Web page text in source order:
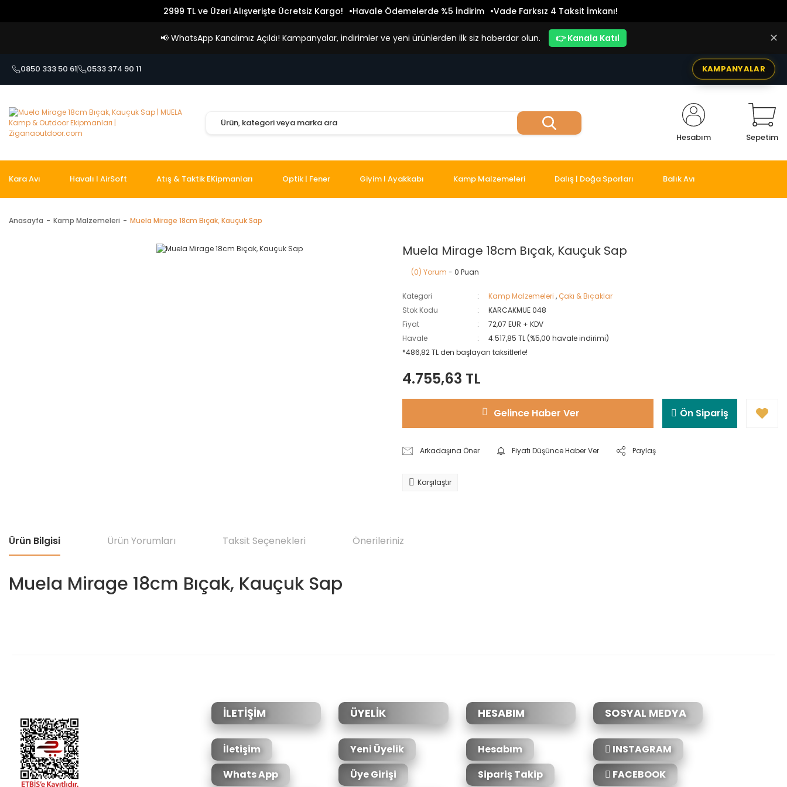
2999 TL ve Üzeri Alışverişte Ücretsiz Kargo! Havale Ödemelerde %5 İndirim Vade Farksız 4 Taksit İmkanı!
📢 WhatsApp Kanalımız Açıldı! Kampanyalar, indirimler ve yeni ürünlerden ilk siz haberdar olun. 👉 Kanala Katıl ✕
0850 333 50 61 0533 374 90 11 KAMPANYALAR
Hesabım Sepetim
Kara Avı Havalı I AirSoft Atış & Taktik EKipmanları Optik | Fener Giyim I Ayakkabı Kamp Malzemeleri Dalış | Doğa Sporları Balık Avı
Anasayfa Kamp Malzemeleri Muela Mirage 18cm Bıçak, Kauçuk Sap
Muela Mirage 18cm Bıçak, Kauçuk Sap
(0) Yorum - 0 Puan
Kategori Kamp Malzemeleri , Çakı & Bıçaklar
Stok Kodu
KARCAKMUE 048
Fiyat
72,07 EUR + KDV
Havale
4.517,85 TL (%5,00 havale indirimi)
*486,82 TL den başlayan taksitlerle!
4.755,63 TL
Gelince Haber Ver Ön Sipariş
Arkadaşına Öner Fiyatı Düşünce Haber Ver Paylaş
Karşılaştır
Ürün Bilgisi Ürün Yorumları Taksit Seçenekleri Önerileriniz
Muela Mirage 18cm Bıçak, Kauçuk Sap
Ürün fiyatı diğer sitelerden daha pahalı.
Bu ürüne benzer farklı alternatifler olmalı.
İLETİŞİM
İletişim
Whats App
ÜYELİK
Yeni Üyelik
Üye Girişi
HESABIM
Hesabım
Sipariş Takip
SOSYAL MEDYA
INSTAGRAM
FACEBOOK